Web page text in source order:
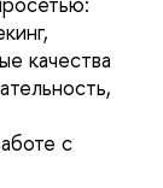
качества
с